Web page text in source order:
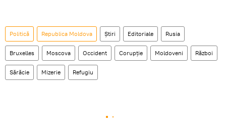
Politică Republica Moldova Știri Editoriale Rusia
Bruxelles Moscova Occident Corupţie Moldoveni Război
Sărăcie Mizerie Refugiu